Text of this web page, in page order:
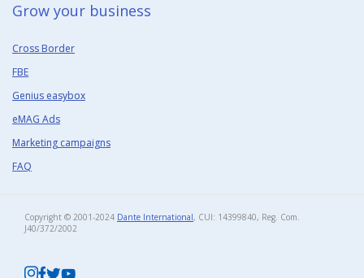
Grow your business​
Cross Border
FBE
Genius easybox
eMAG Ads
Marketing campaigns
FAQ
Copyright © 2001-2024 Dante International, CUI: 14399840, Reg. Com.
J40/372/2002​